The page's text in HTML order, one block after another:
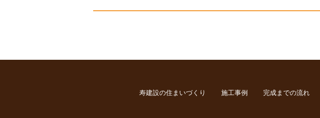
寿建設の住まいづくり 施工事例 完成までの流れ